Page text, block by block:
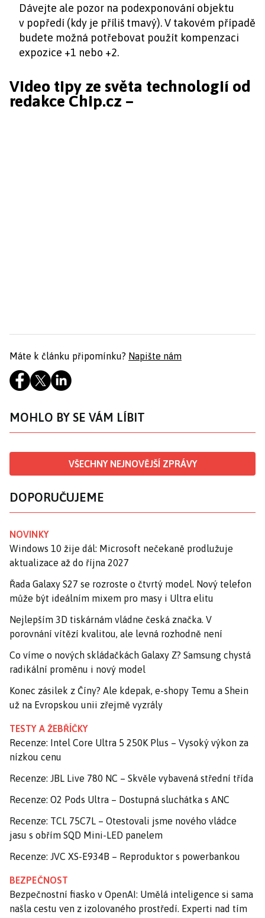
Dávejte ale pozor na podexponování objektu
v popředí (kdy je příliš tmavý). V takovém případě
budete možná potřebovat použít kompenzaci
expozice +1 nebo +2.
Video tipy ze světa technologií od
redakce Chip.cz –
Máte k článku připomínku? Napište nám
MOHLO BY SE VÁM LÍBIT
VŠECHNY NEJNOVĚJŠÍ ZPRÁVY
DOPORUČUJEME
NOVINKY
Windows 10 žije dál: Microsoft nečekaně prodlužuje
aktualizace až do října 2027
Řada Galaxy S27 se rozroste o čtvrtý model. Nový telefon
může být ideálním mixem pro masy i Ultra elitu
Nejlepším 3D tiskárnám vládne česká značka. V
porovnání vítězí kvalitou, ale levná rozhodně není
Co víme o nových skládačkách Galaxy Z? Samsung chystá
radikální proměnu i nový model
Konec zásilek z Číny? Ale kdepak, e-shopy Temu a Shein
už na Evropskou unii zřejmě vyzrály
TESTY A ŽEBŘÍČKY
Recenze: Intel Core Ultra 5 250K Plus – Vysoký výkon za
nízkou cenu
Recenze: JBL Live 780 NC – Skvěle vybavená střední třída
Recenze: O2 Pods Ultra – Dostupná sluchátka s ANC
Recenze: TCL 75C7L – Otestovali jsme nového vládce
jasu s obřím SQD Mini-LED panelem
Recenze: JVC XS-E934B – Reproduktor s powerbankou
BEZPEČNOST
Bezpečnostní fiasko v OpenAI: Umělá inteligence si sama
našla cestu ven z izolovaného prostředí. Experti nad tím